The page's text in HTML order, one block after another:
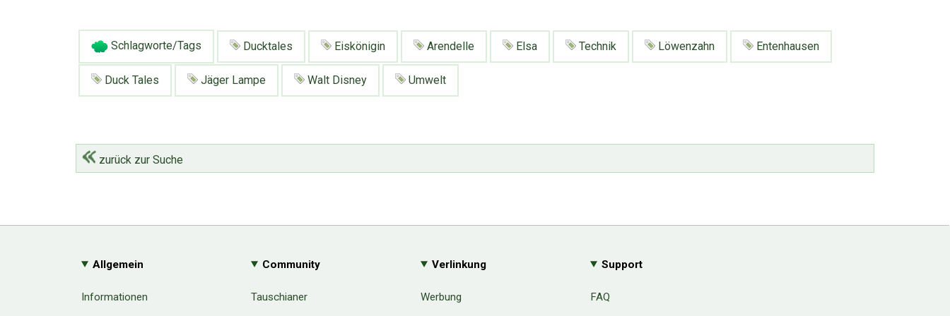
Schlagworte/Tags Ducktales Eiskönigin Arendelle Elsa Technik Löwenzahn Entenhausen
Duck Tales Jäger Lampe Walt Disney Umwelt
zurück zur Suche
Allgemein
Informationen
Community
Tauschianer
Verlinkung
Werbung
Support
FAQ